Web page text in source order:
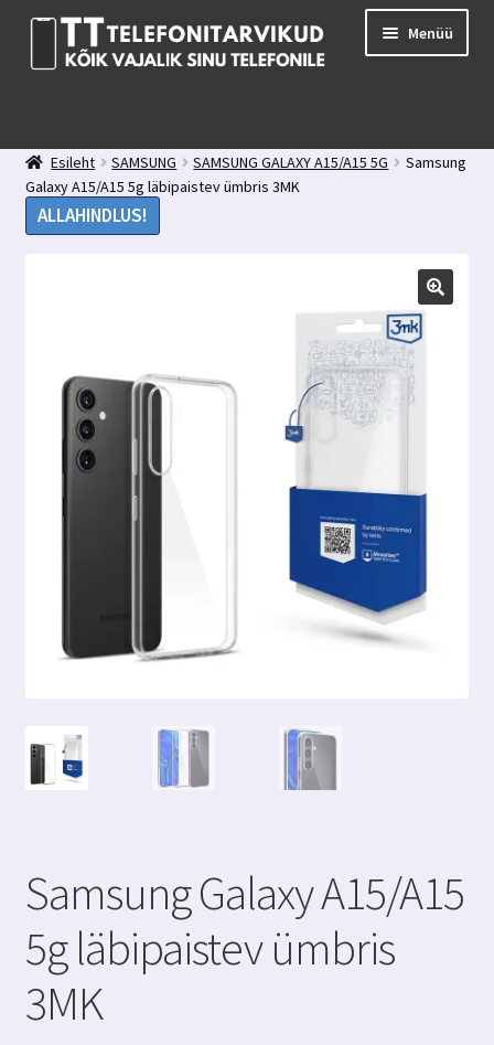
Liigu
navigeerimisele
Liigu
juurde
Menüü
Minu konto
Ostukorv
Esileht SAMSUNG SAMSUNG GALAXY A15/A15 5G
Samsung
Galaxy A15/A15 5g läbipaistev ümbris 3MK
ALLAHINDLUS!
Samsung Galaxy A15/A15
5g läbipaistev ümbris
3MK